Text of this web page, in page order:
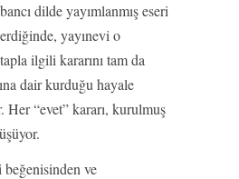
dilde yayımlanmış eseri
yayınevi o
ilgili kararını tam da
dair kurduğu hayale
Her “evet” kararı, kurulmuş
ve